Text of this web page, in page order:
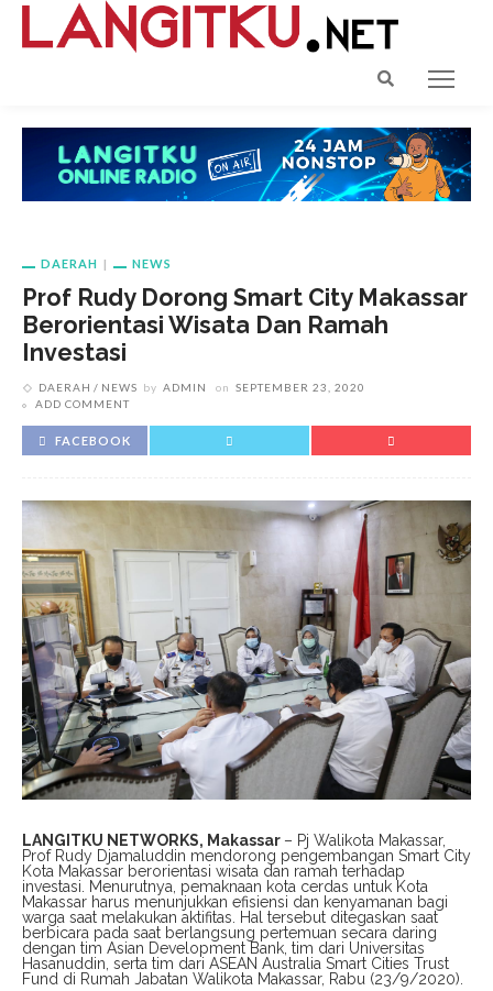
DAERAH NEWS
Prof Rudy Dorong Smart City Makassar
Berorientasi Wisata Dan Ramah
Investasi
DAERAH NEWS by ADMIN on SEPTEMBER 23, 2020
ADD COMMENT
FACEBOOK
LANGITKU NETWORKS, Makassar – Pj Walikota Makassar,
Prof Rudy Djamaluddin mendorong pengembangan Smart City
Kota Makassar berorientasi wisata dan ramah terhadap
investasi. Menurutnya, pemaknaan kota cerdas untuk Kota
Makassar harus menunjukkan efisiensi dan kenyamanan bagi
warga saat melakukan aktifitas. Hal tersebut ditegaskan saat
berbicara pada saat berlangsung pertemuan secara daring
dengan tim Asian Development Bank, tim dari Universitas
Hasanuddin, serta tim dari ASEAN Australia Smart Cities Trust
Fund di Rumah Jabatan Walikota Makassar, Rabu (23/9/2020).